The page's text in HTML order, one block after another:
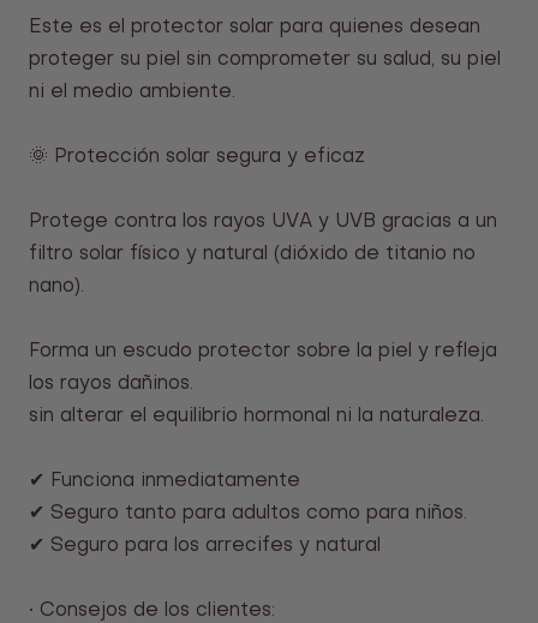
Este es el protector solar para quienes desean
proteger su piel sin comprometer su salud, su piel
ni el medio ambiente.
🌞 Protección solar segura y eficaz
Protege contra los rayos UVA y UVB gracias a un
filtro solar físico y natural (dióxido de titanio no
nano).
Forma un escudo protector sobre la piel y refleja
los rayos dañinos.
sin alterar el equilibrio hormonal ni la naturaleza.
✔ Funciona inmediatamente
✔ Seguro tanto para adultos como para niños.
✔ Seguro para los arrecifes y natural
• Consejos de los clientes: